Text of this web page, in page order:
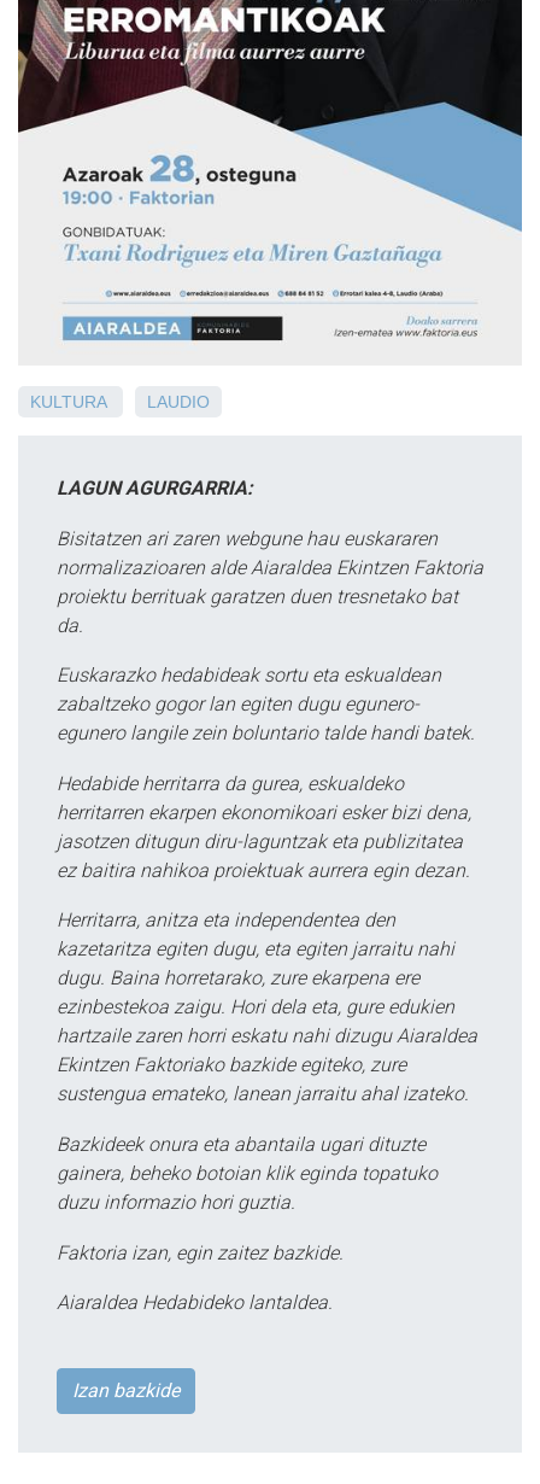
KULTURA LAUDIO
LAGUN AGURGARRIA:
Bisitatzen ari zaren webgune hau euskararen
normalizazioaren alde Aiaraldea Ekintzen Faktoria
proiektu berrituak garatzen duen tresnetako bat
da.
Euskarazko hedabideak sortu eta eskualdean
zabaltzeko gogor lan egiten dugu egunero-
egunero langile zein boluntario talde handi batek.
Hedabide herritarra da gurea, eskualdeko
herritarren ekarpen ekonomikoari esker bizi dena,
jasotzen ditugun diru-laguntzak eta publizitatea
ez baitira nahikoa proiektuak aurrera egin dezan.
Herritarra, anitza eta independentea den
kazetaritza egiten dugu, eta egiten jarraitu nahi
dugu. Baina horretarako, zure ekarpena ere
ezinbestekoa zaigu. Hori dela eta, gure edukien
hartzaile zaren horri eskatu nahi dizugu Aiaraldea
Ekintzen Faktoriako bazkide egiteko, zure
sustengua emateko, lanean jarraitu ahal izateko.
Bazkideek onura eta abantaila ugari dituzte
gainera, beheko botoian klik eginda topatuko
duzu informazio hori guztia.
Faktoria izan, egin zaitez bazkide.
Aiaraldea Hedabideko lantaldea.
Izan bazkide